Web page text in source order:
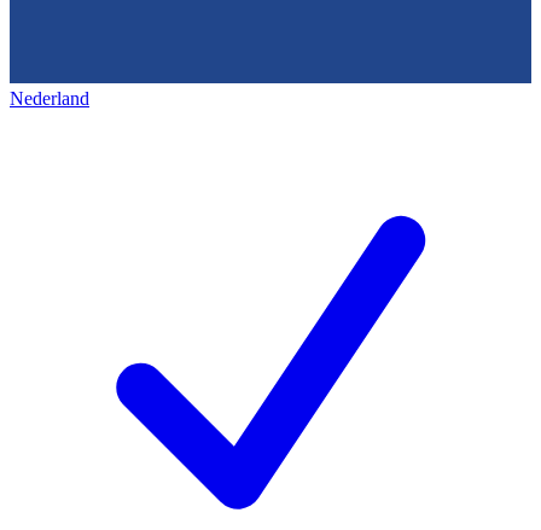
Nederland